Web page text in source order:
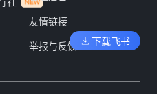
友情链接
举报与反馈 下载飞书